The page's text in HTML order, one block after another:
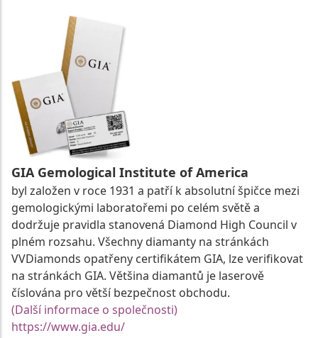
GIA Gemological Institute of America
byl založen v roce 1931 a patří k absolutní špičce mezi
gemologickými laboratořemi po celém světě a
dodržuje pravidla stanovená Diamond High Council v
plném rozsahu. Všechny diamanty na stránkách
VVDiamonds opatřeny certifikátem GIA, lze verifikovat
na stránkách GIA. Většina diamantů je laserově
číslována pro větší bezpečnost obchodu.
(Další informace o společnosti)
https://www.gia.edu/